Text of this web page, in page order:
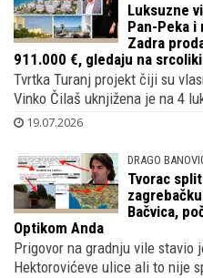
Luksuzne
Pan-Peka
Zadra
911.000 €, gledaju na
Tvrtka Turanj projekt čiji su
Vinko Čilaš uknjižena je na 4
19.07.2026
DRAGO
Tvorac
Bačvica,
Optikom Anda
Prigovor na gradnju vile stavio
Hektorovićeve ulice ali to nije